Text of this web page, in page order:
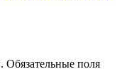
Обязательные поля